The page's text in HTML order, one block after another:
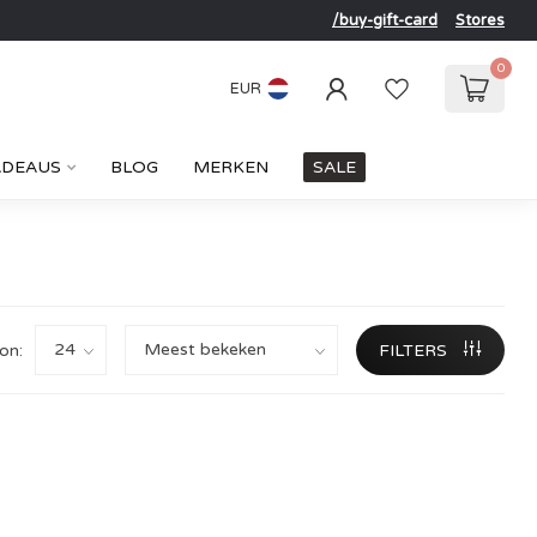
/buy-gift-card Stores
EUR
0
BLOG MERKEN SALE
FILTERS